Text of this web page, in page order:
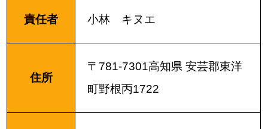
責任者 小林 キヌエ
住所
〒781-7301高知県 安芸郡東洋
町野根丙1722